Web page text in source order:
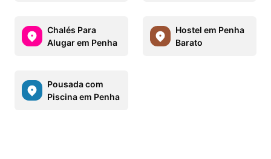
Chalés Para
Alugar em Penha
Hostel em Penha
Barato
Pousada com
Piscina em Penha